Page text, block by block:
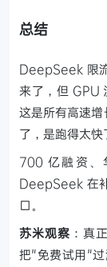
总结
DeepSeek 限
来了，但 GPU
这是所有高速
了，是跑得太快
700 亿融资
DeepSeek 在
口。
苏米观察 ：真
把"免费试用"